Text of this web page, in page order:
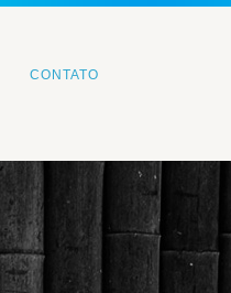
CONTATO